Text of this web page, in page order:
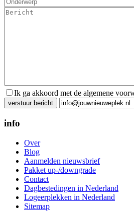
Ik ga akkoord met de algemene
Gelieve dit veld leeg te laten.
info
Over
Blog
Aanmelden nieuwsbrief
Pakket up-/downgrade
Contact
Dagbestedingen in Nederland
Logeerplekken in Nederland
Sitemap